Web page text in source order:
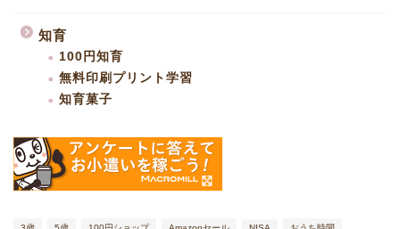
知育
100円知育
無料印刷プリント学習
知育菓子
ファミリーキャンプ